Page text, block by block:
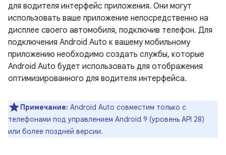
для водителя интерфейс приложения. Они могут
использовать ваше приложение непосредственно на
дисплее своего автомобиля, подключив телефон. Для
подключения Android Auto к вашему мобильному
приложению необходимо создать службы, которые
Android Auto будет использовать для отображения
оптимизированного для водителя интерфейса.
Примечание: Android Auto совместим только с
телефонами под управлением Android 9 (уровень API 28)
или более поздней версии.